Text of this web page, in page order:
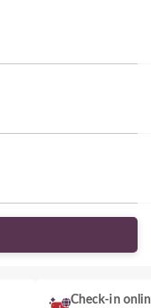
Check-in